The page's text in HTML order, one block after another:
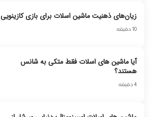
زیان‌های ذهنیت ماشین‌ اسلات برای بازی کازینویی
10 دقیقه
آیا ماشین های اسلات فقط متکی به شانس
هستند؟
4 دقیقه